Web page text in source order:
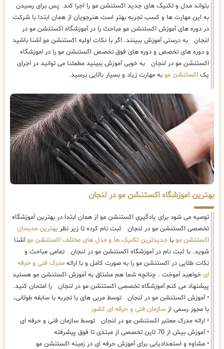
بتواند مدل و تکنیک های جدید اکستنشن مو را اجرا کند. پس برای رسیدن
به این مهارت ها و کسب تجربه بهتر است هنرجویان از همان ابتدا با شرکت
در دوره های آموزش اکستنشن مو مباحث را در آموزشگاه اکستنشن مو در
لنجان به درستی آموزش ببینند. اگر با نکات اولیه اکستنشن مو آشنا باشید
و دوره های تخصص و دوره های فوق تخصص اکستنشن مو را در اموزشگاه
اکستنشن مو در لنجان به خوبی آموزش ببینید مطمئنا می توانید در اجرای
یک اکستنشن مو به مهارت زیاد و بسیار بالایی برسید.
بهترین اموزشگاه اکستنشن مو در لنجان
توصیه می شود برای یادگیری اکستنشن مو از همان ابتدا در بهترین آموزشگاه
تخصصی اکستنشن مو در لنجان ثبت نام کرده تا زیر نظربهترین مدرسان
اکستنشن مو با جدیدترین تکنیک ها و مدل های مختلف اکستنشن موآشنا
شوید. با ثبت نام در آموزشگاه اکستنشن مو در لنجان تمامی مباحث و
نکات طلایی در اکستنشن مو را به صورت کامل و با ارائه مدرک فنی و حرفه
ای خواهید آموخت . چنانچه شما هم مشتاق به آموزش اکستنشن مو هستید
پیشنهاد می کنم آموزشگاه تخصصی اکستنشن مو در لنجان را امتحان کنید.
• آموزش اکستنشن مو در لنجان توسط مربی های با تجربه با سابقه طولانی،
با مجوز رسمی ازسازمان فنی و حرفه ای کشور
• ارائه مدرک معتبر اکستنشن مو در لنجان توسط سازمان فنی و حرفه ای
• آموزش بیش از 70 لاین تخصصی از مبتدی تا فوق پیشرفته
• مشاوه و استعدادیابی برای آموزش حرفه ای در زمینه اکستنشن مو